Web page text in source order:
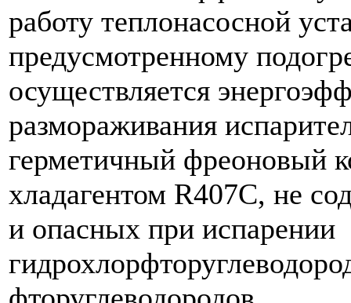
работу теплонасосной
предусмотренному
осуществляется
размораживания
герметичный фреоновый
хладагентом R407C, не
и опасных при испарении